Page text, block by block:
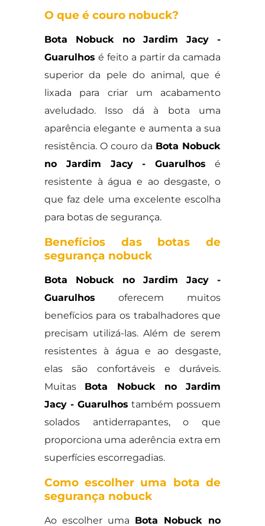
O que é couro nobuck?
Bota Nobuck no Jardim Jacy -
Guarulhos é feito a partir da camada
superior da pele do animal, que é
lixada para criar um acabamento
aveludado. Isso dá à bota uma
aparência elegante e aumenta a sua
resistência. O couro da Bota Nobuck
no Jardim Jacy - Guarulhos é
resistente à água e ao desgaste, o
que faz dele uma excelente escolha
para botas de segurança.
Benefícios das botas de
segurança nobuck
Bota Nobuck no Jardim Jacy -
Guarulhos oferecem muitos
benefícios para os trabalhadores que
precisam utilizá-las. Além de serem
resistentes à água e ao desgaste,
elas são confortáveis e duráveis.
Muitas Bota Nobuck no Jardim
Jacy - Guarulhos também possuem
solados antiderrapantes, o que
proporciona uma aderência extra em
superfícies escorregadias.
Como escolher uma bota de
segurança nobuck
Ao escolher uma Bota Nobuck no